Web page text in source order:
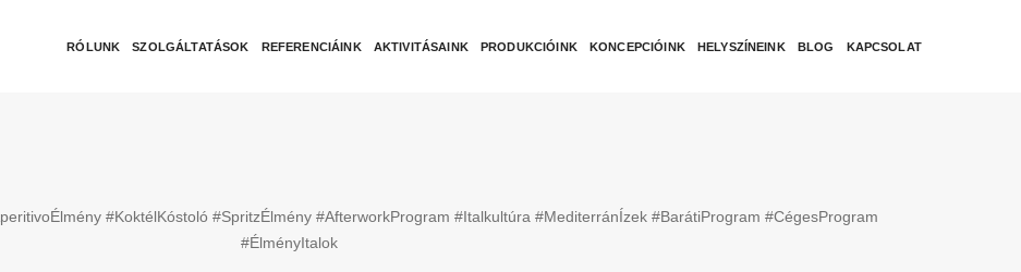
RÓLUNK SZOLGÁLTATÁSOK REFERENCIÁINK AKTIVITÁSAINK PRODUKCIÓINK KONCEPCIÓINK HELYSZÍNEINK BLOG KAPCSOLAT
#KoktélKóstoló #SpritzÉlmény #AfterworkProgram #Italkultúra #MediterránÍzek #BarátiProgram #CégesProgram
#ÉlményItalok